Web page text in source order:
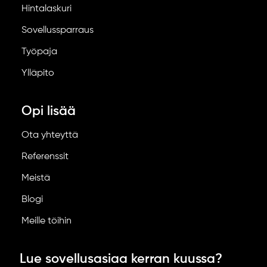
Hintalaskuri
Sovellussparraus
Työpaja
Ylläpito
Opi lisää
Ota yhteyttä
Referenssit
Meistä
Blogi
Meille töihin
Lue sovellusasiaa kerran kuussa?